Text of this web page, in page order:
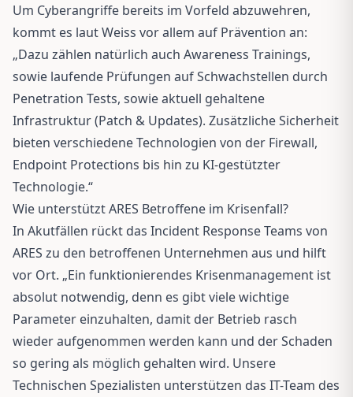
Um Cyberangriffe bereits im Vorfeld abzuwehren,
kommt es laut Weiss vor allem auf Prävention an:
„Dazu zählen natürlich auch Awareness Trainings,
sowie laufende Prüfungen auf Schwachstellen durch
Penetration Tests, sowie aktuell gehaltene
Infrastruktur (Patch & Updates). Zusätzliche Sicherheit
bieten verschiedene Technologien von der Firewall,
Endpoint Protections bis hin zu KI-gestützter
Technologie.“
Wie unterstützt ARES Betroffene im Krisenfall?
In Akutfällen rückt das Incident Response Teams von
ARES zu den betroffenen Unternehmen aus und hilft
vor Ort. „Ein funktionierendes Krisenmanagement ist
absolut notwendig, denn es gibt viele wichtige
Parameter einzuhalten, damit der Betrieb rasch
wieder aufgenommen werden kann und der Schaden
so gering als möglich gehalten wird. Unsere
Technischen Spezialisten unterstützen das IT-Team des